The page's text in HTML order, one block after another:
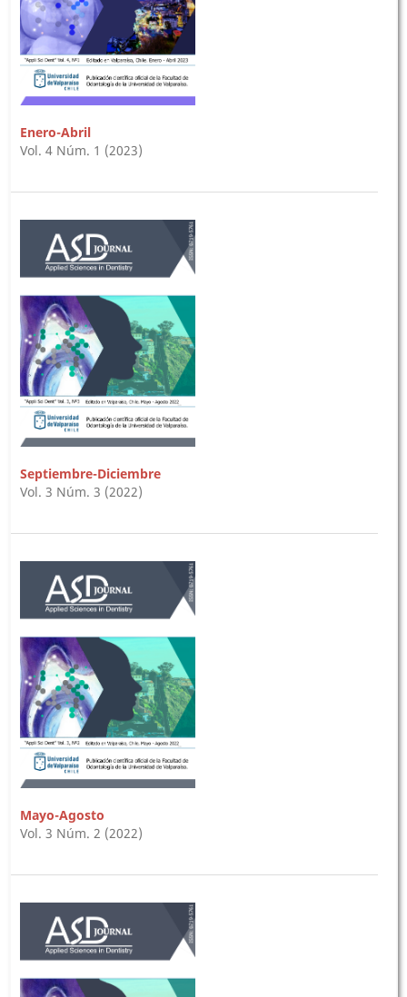
Enero-Abril
Vol. 4 Núm. 1 (2023)
Septiembre-Diciembre
Vol. 3 Núm. 3 (2022)
Mayo-Agosto
Vol. 3 Núm. 2 (2022)